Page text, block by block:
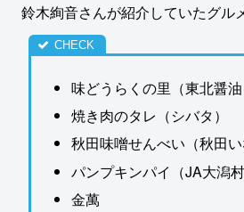
鈴木絢音さんが紹介していたグル
味どうらくの里（東北醤油
焼き肉のタレ（シバタ）
秋田味噌せんべい（秋田い
パンプキンパイ（JA大潟村
金萬